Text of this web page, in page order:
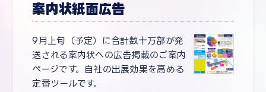
案内状紙面広告
9月上旬（予定）に合計数十万部が発
送される案内状への広告掲載のご案内
ページです。自社の出展効果を高める
定番ツールです。